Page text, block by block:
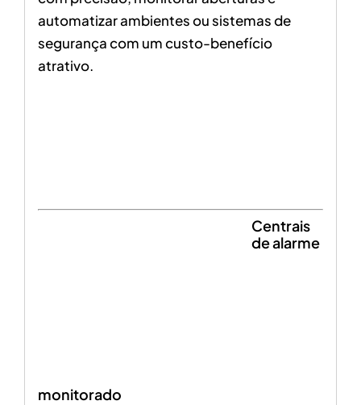
automatizar ambientes ou sistemas de
segurança com um custo-benefício
atrativo.
Centrais
de alarme
monitorado